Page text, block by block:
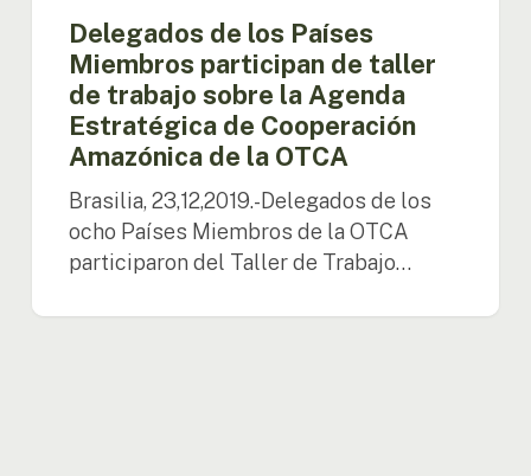
Cooperación
Amazónica
OTCA
Delegados de los Países
Miembros participan de taller
de trabajo sobre la Agenda
Estratégica de Cooperación
Amazónica de la OTCA
Brasilia, 23,12,2019.-Delegados de los
ocho Países Miembros de la OTCA
participaron del Taller de Trabajo…